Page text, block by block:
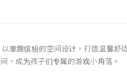
童趣缤纷的空间设计，打造温馨
，成为孩子们专属的游戏小角落。